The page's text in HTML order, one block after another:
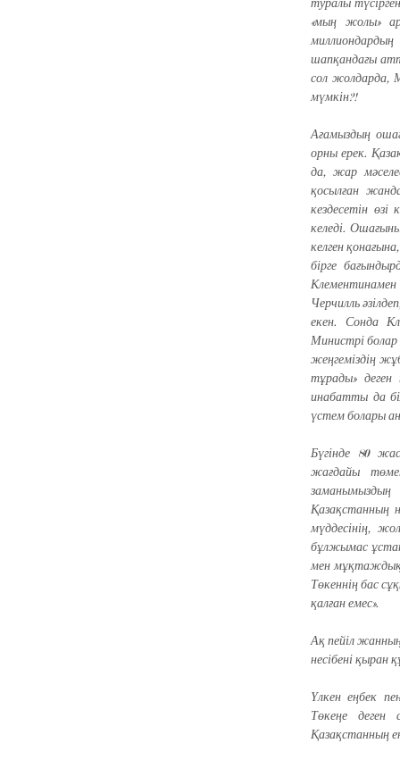
«мың жолы»
шапқандағы
сол жолдарда,
мүмкін?!
Ағамыздың
орны ерек.
да, жар
қосылған
кездесетін
келеді.
келген
бірге
Черчилль
екен. Сонда
Министрі
жеңгеміздің
тұрады»
инабатты да
үстем болары
Бүгінде 80
жағдайы
Қазақстанның
мүддесінің,
бұлжымас
мен мұқтаждық
Төкеннің бас
қалған емес».
Ақ пейіл
несібені қыран
Үлкен еңбек
Төкеңе деген
Қазақстанның